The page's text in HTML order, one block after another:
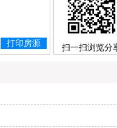
打印房源 扫一扫浏览分